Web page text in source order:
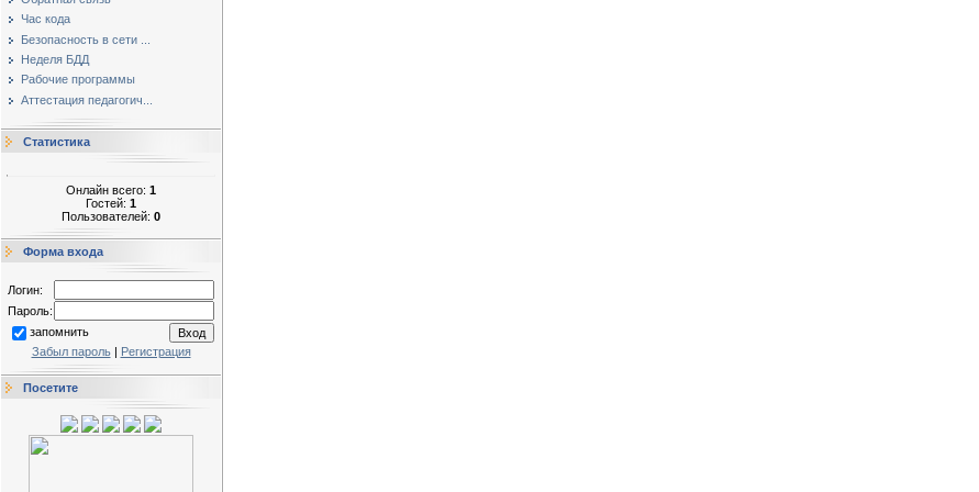
Час кода
Безопасность в сети ...
Неделя БДД
Рабочие программы
Аттестация педагогич...
Статистика
Онлайн всего: 1
Гостей: 1
Пользователей: 0
Форма входа
Логин:
Пароль:
запомнить
Забыл пароль| Регистрация
Посетите